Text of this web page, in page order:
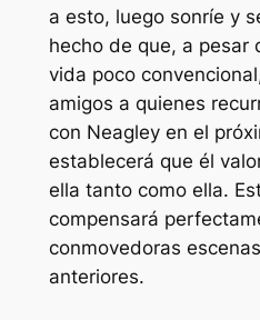
a esto, luego sonríe y
hecho de que, a pesar
vida poco
amigos a quienes
con Neagley en el
establecerá que él
ella tanto como ella.
compensará
conmovedoras
anteriores.